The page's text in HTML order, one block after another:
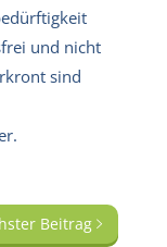
und nicht
sind
Beitrag